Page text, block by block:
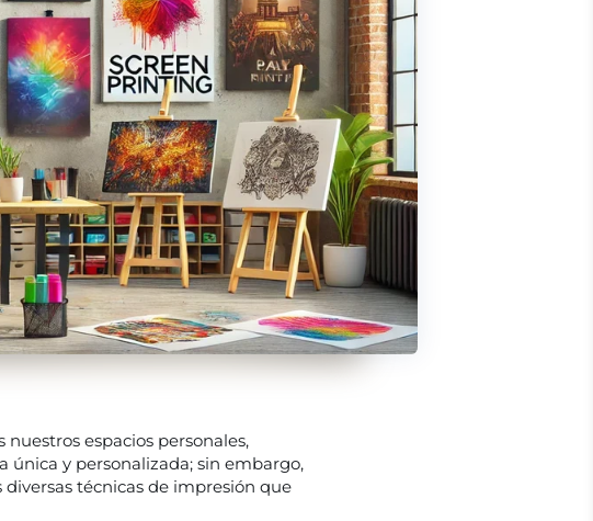
espacios personales,
única y personalizada; sin embargo,
técnicas de impresión que